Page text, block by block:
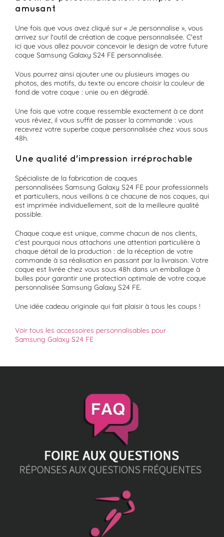
amusant
Une fois que vous avez cliqué sur « Je personnalise », vous
arrivez sur l'outil de création de coque personnalisée. C'est
ici que vous allez pouvoir concevoir le design de votre future
coque Samsung Galaxy S24 FE personnalisée.
Vous pourrez ainsi ajouter une ou plusieurs images ou
photos, des motifs, du texte ou encore choisir la couleur de
fond de votre coque : unie ou en dégradé.
Une fois que votre coque ressemble exactement à ce dont
vous rêviez, il vous suffit de passer la commande : vous
recevrez votre superbe coque personnalisée chez vous sous
48h.
Une qualité d'impression irréprochable
Spécialiste de la fabrication de coques
personnalisées Samsung Galaxy S24 FE pour professionnels
et particuliers, nous veillons à ce chacune de nos coques, qui
est imprimée individuellement, soit de la meilleure qualité
possible.
Chaque coque est unique, comme chacun de nos clients,
c'est pourquoi nous attachons une attention particulière à
chaque détail de la production : de la réception de votre
commande à sa réalisation en passant par la livraison. Votre
coque est livrée chez vous sous 48h dans un emballage à
bulles pour garantir une protection optimale de votre coque
personnalisée Samsung Galaxy S24 FE.
Une idée cadeau originale qui fait plaisir à tous les coups !
Voir tous les accessoires personnalisables pour
Samsung Galaxy S24 FE